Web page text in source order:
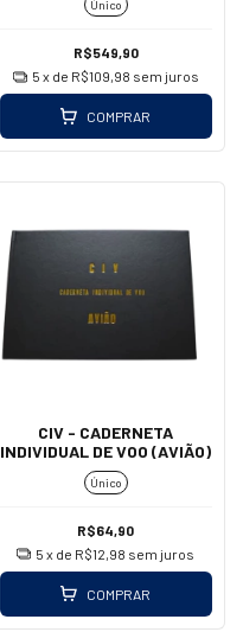
Único
R$549,90
5 x de R$109,98 sem juros
COMPRAR
CIV - CADERNETA
INDIVIDUAL DE VOO (AVIÃO)
Único
R$64,90
5 x de R$12,98 sem juros
COMPRAR